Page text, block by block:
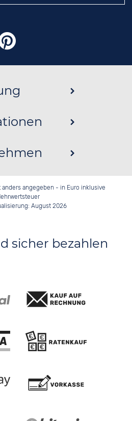
angegeben - in Euro inklusive
August 2026
sicher bezahlen